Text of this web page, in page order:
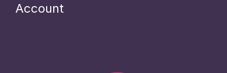
Account